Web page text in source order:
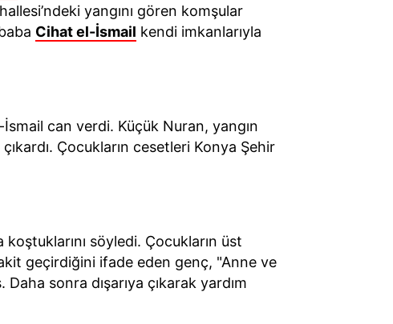
yangını gören komşular
Cihat el-İsmail kendi imkanlarıyla
can verdi. Küçük Nuran, yangın
Çocukların cesetleri Konya Şehir
söyledi. Çocukların üst
geçirdiğini ifade eden genç, "Anne ve
sonra dışarıya çıkarak yardım